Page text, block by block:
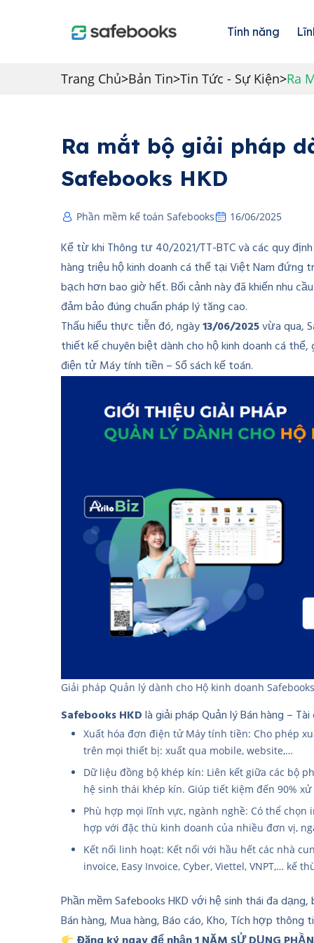
Tính năng
Trang Chủ>Bản Tin>Tin Tức - Sự Kiện>Ra
Ra mắt bộ giải pháp
Safebooks HKD
Phần mềm kế toán Safebooks 16/06/2025
Kể từ khi Thông tư 40/2021/TT-BTC và các quy
hàng triệu hộ kinh doanh cá thể tại Việt Nam đứng
bạch hơn bao giờ hết. Bối cảnh này đã khiến nhu
đảm bảo đúng chuẩn pháp lý tăng cao.
Thấu hiểu thực tiễn đó, ngày13/06/2025vừa qua,
thiết kế chuyên biệt dành cho hộ kinh doanh cá
điện tử Máy tính tiền – Sổ sách kế toán.
Giải pháp Quản lý dành cho Hộ kinh doanh
Safebooks HKDlà giải pháp Quản lý Bán hàng –
Xuất hóa đơn điện tử Máy tính tiền: Cho phép
trên mọi thiết bị: xuất qua mobile, website,…
Dữ liệu đồng bộ khép kín: Liên kết giữa các bộ
hệ sinh thái khép kín. Giúp tiết kiệm đến 90%
Phù hợp mọi lĩnh vực, ngành nghề: Có thể
hợp với đặc thù kinh doanh của nhiều đơn vị,
Kết nối linh hoạt: Kết nối với hầu hết các nhà
invoice, Easy Invoice, Cyber, Viettel, VNPT,… kế
Phần mềm Safebooks HKD với hệ sinh thái đa
Bán hàng, Mua hàng, Báo cáo, Kho, Tích hợp thông